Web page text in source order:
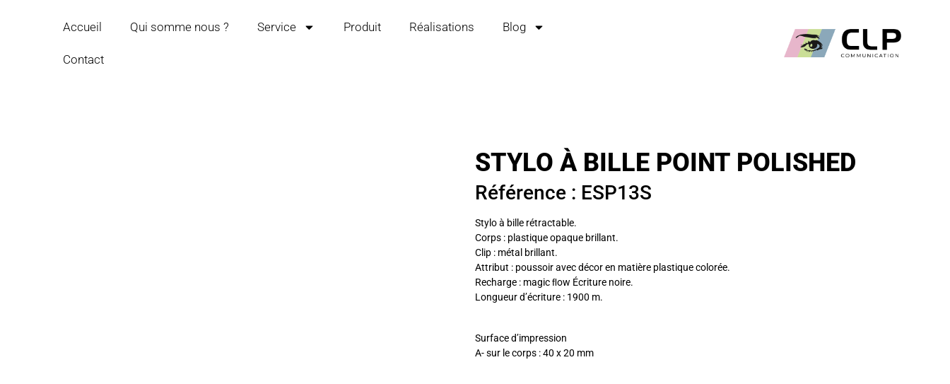
Accueil Qui somme nous ? Service Produit Réalisations Blog
Contact
STYLO À BILLE POINT POLISHED
Référence : ESP13S
Stylo à bille rétractable.
Corps : plastique opaque brillant.
Clip : métal brillant.
Attribut : poussoir avec décor en matière plastique colorée.
Recharge : magic ﬂow Écriture noire.
Longueur d’écriture : 1900 m.
Surface d’impression
A- sur le corps : 40 x 20 mm